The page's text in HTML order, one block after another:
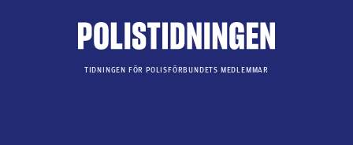
TIDNINGEN FÖR POLISFÖRBUNDETS MEDLEMMAR